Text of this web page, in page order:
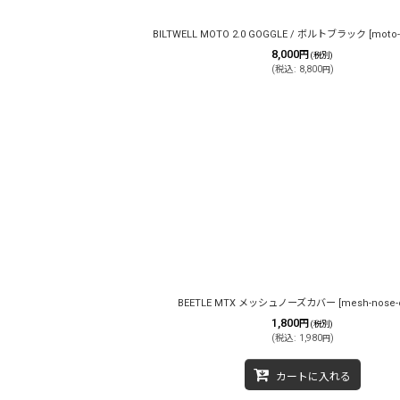
BILTWELL MOTO 2.0 GOGGLE / ボルトブラック [
8,000円 (税別)
(税込: 8,800円)
BEETLE MTX メッシュノーズカバー [mesh-
1,800円 (税別)
(税込: 1,980円)
カートに入れる